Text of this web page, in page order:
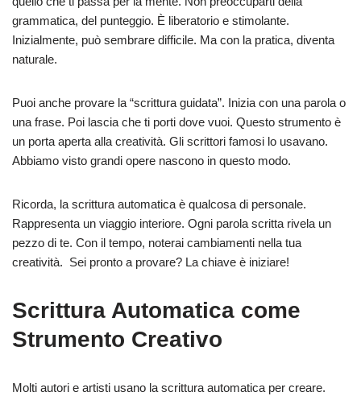
grammatica, del punteggio. È liberatorio e stimolante.
Inizialmente, può sembrare difficile. Ma con la pratica, diventa
naturale.
Puoi anche provare la “scrittura guidata”. Inizia con una parola o
una frase. Poi lascia che ti porti dove vuoi. Questo strumento è
un porta aperta alla creatività. Gli scrittori famosi lo usavano.
Abbiamo visto grandi opere nascono in questo modo.
Ricorda, la scrittura automatica è qualcosa di personale.
Rappresenta un viaggio interiore. Ogni parola scritta rivela un
pezzo di te. Con il tempo, noterai cambiamenti nella tua
creatività. Sei pronto a provare? La chiave è iniziare!
Scrittura Automatica come
Strumento Creativo
Molti autori e artisti usano la scrittura automatica per creare.